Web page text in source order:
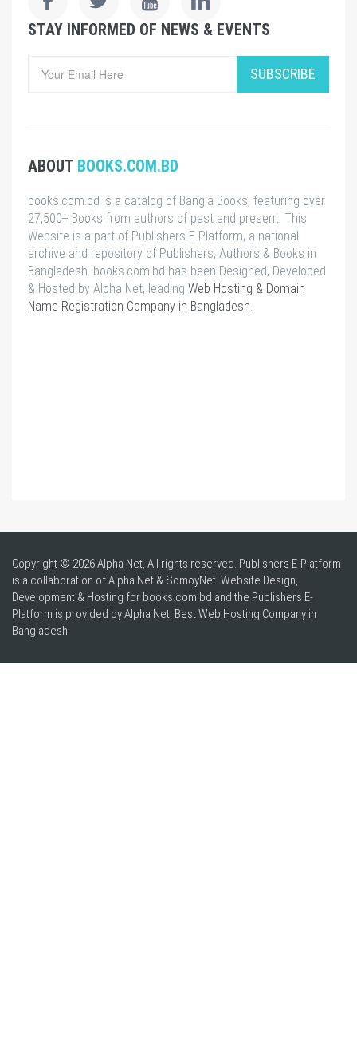
STAY INFORMED OF NEWS & EVENTS
SUBSCRIBE
ABOUT BOOKS.COM.BD
books.com.bd is a catalog of Bangla Books, featuring over
27,500+ Books from authors of past and present. This
Website is a part of Publishers E-Platform, a national
archive and repository of Publishers, Authors & Books in
Bangladesh. books.com.bd has been Designed, Developed
& Hosted by Alpha Net, leading Web Hosting & Domain
Name Registration Company in Bangladesh.
Copyright © 2026 Alpha Net, All rights reserved. Publishers E-Platform
is a collaboration of Alpha Net & SomoyNet. Website Design,
Development & Hosting for books.com.bd and the Publishers E-
Platform is provided by Alpha Net. BestWeb Hosting Company in
Bangladesh.